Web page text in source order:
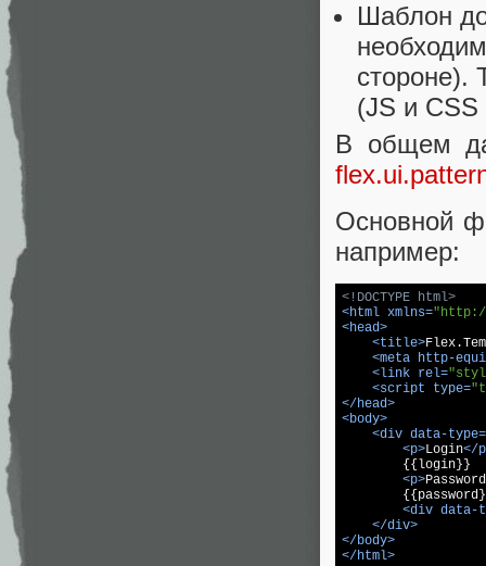
Шаблон
стороне).
(JS и
В общем
Основной
например:
<!DOCTYPE html>
<html xmlns="http://
<head>
<title>
<meta http-
<link rel=
<script type=
</head>
<body>
<div data-type=
<p>Login</p
        {{login}}
<p>Password
<div data-
</div>
</body>
</html>